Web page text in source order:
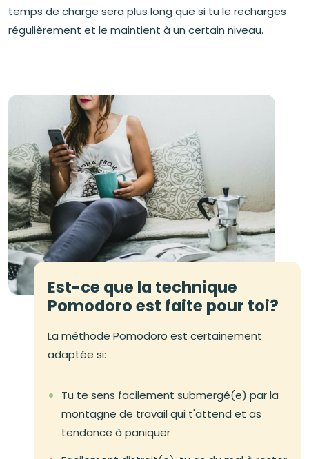
temps de charge sera plus long que si tu le recharges
régulièrement et le maintient à un certain niveau.
Est-ce que la technique
Pomodoro est faite pour toi?
La méthode Pomodoro est certainement
adaptée si:
Tu te sens facilement submergé(e) par la
montagne de travail qui t'attend et as
tendance à paniquer